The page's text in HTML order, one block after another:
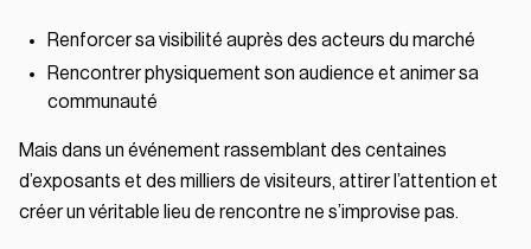
Renforcer sa visibilité auprès des acteurs du marché
Rencontrer physiquement son audience et animer sa
communauté
Mais dans un événement rassemblant des centaines
d’exposants et des milliers de visiteurs, attirer l’attention et
créer un véritable lieu de rencontre ne s’improvise pas.